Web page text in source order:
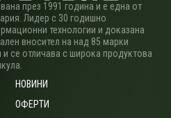
през 1991 година и е една от
Лидер с 30 годишно
технологии и доказана
вносител на над 85 марки
се отличава с широка продуктова
НОВИНИ
ОФЕРТИ